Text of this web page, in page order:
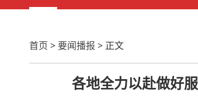
首页 >要闻播报 > 正文
各地全力以赴做好